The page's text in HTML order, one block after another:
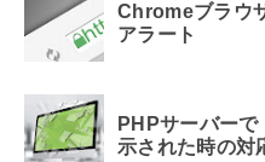
Chromeブラウ
アラート
PHPサーバー
示された時の対